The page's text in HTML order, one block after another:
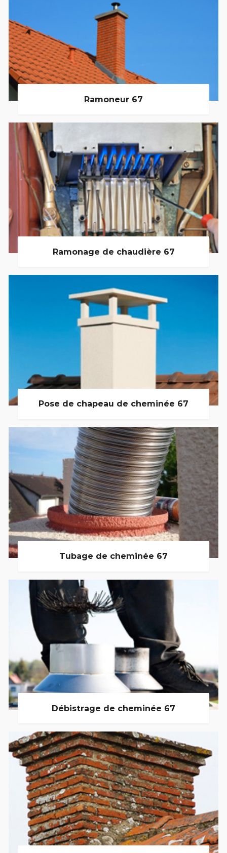
Ramoneur 67
Ramonage de chaudière 67
Pose de chapeau de cheminée 67
Tubage de cheminée 67
Débistrage de cheminée 67